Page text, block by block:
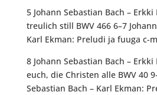
5 Johann Sebastian Bach –
treulich still BWV 466 6–7
Karl Ekman: Preludi ja fuuga c-
8 Johann Sebastian Bach –
euch, die Christen alle BWV 40
Sebastian Bach – Karl Ekman: